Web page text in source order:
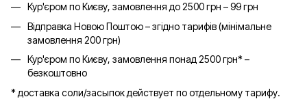
Кур'єром по Києву, замовлення до 2500 грн – 99 грн
Відправка Новою Поштою – згідно тарифів (мінімальне
замовлення 200 грн)
Кур'єром по Києву, замовлення понад 2500 грн* –
безкоштовно
* доставка соли/засыпок действует по отдельному тарифу.